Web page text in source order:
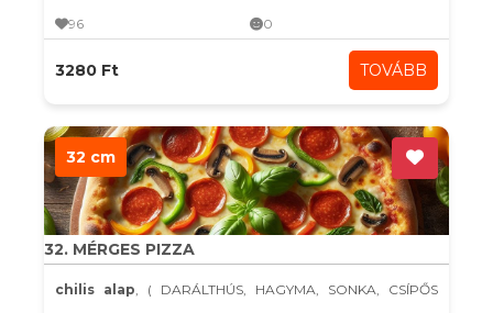
96 0
3280 Ft TOVÁBB
32 cm
32. MÉRGES PIZZA
chilis alap, ( DARÁLTHÚS, HAGYMA, SONKA, CSÍPŐS